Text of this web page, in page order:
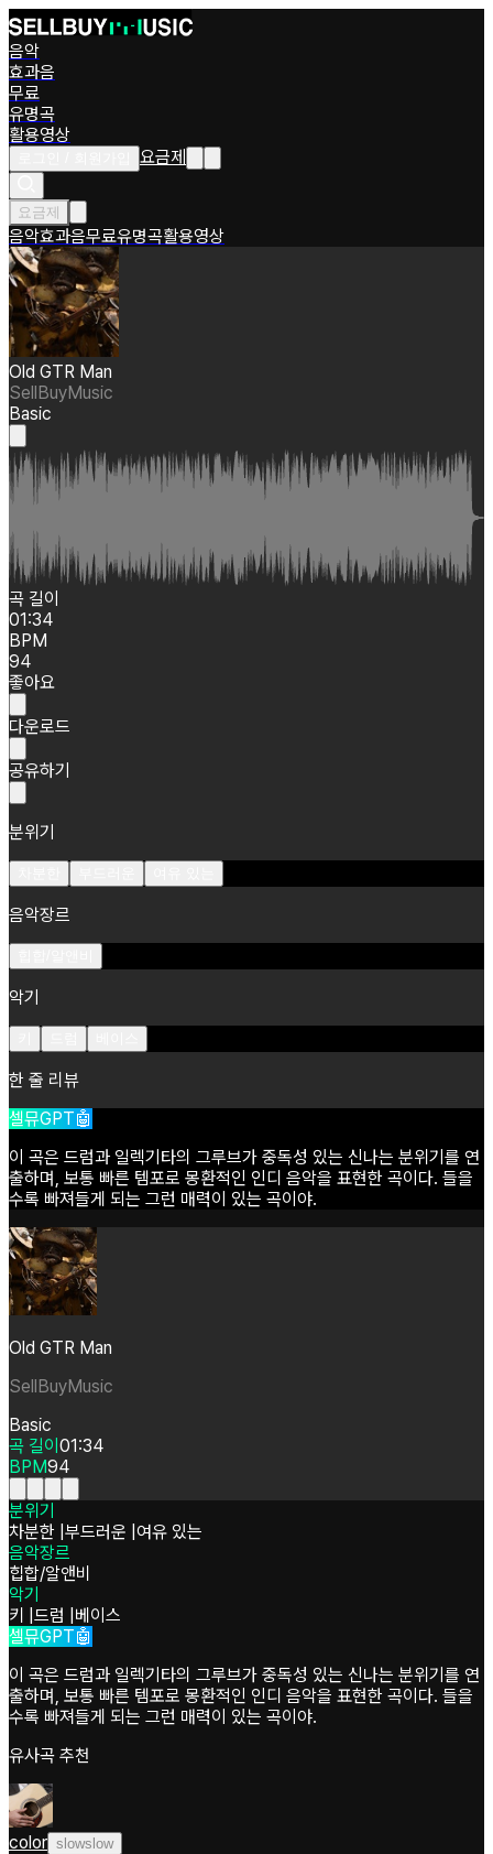
음악
효과음
무료
유명곡
활용영상
요금제
요금제
음악효과음무료유명곡활용영상
Old GTR Man
SellBuyMusic
Basic
곡 길이
01:34
BPM
94
좋아요
다운로드
공유하기
분위기
음악장르
악기
한 줄 리뷰
셀뮤GPT🤖
이 곡은 드럼과 일렉기타의 그루브가 중독성 있는 신나는 분위기를 연
출하며, 보통 빠른 템포로 몽환적인 인디 음악을 표현한 곡이다. 들을
수록 빠져들게 되는 그런 매력이 있는 곡이야.
Old GTR Man
SellBuyMusic
Basic
곡 길이 01:34
BPM94
분위기
차분한 부드러운 여유 있는
음악장르
힙합/알앤비
악기
키 드럼
베이스
셀뮤GPT🤖
이 곡은 드럼과 일렉기타의 그루브가 중독성 있는 신나는 분위기를 연
출하며, 보통 빠른 템포로 몽환적인 인디 음악을 표현한 곡이다. 들을
수록 빠져들게 되는 그런 매력이 있는 곡이야.
유사곡 추천
color slowslow